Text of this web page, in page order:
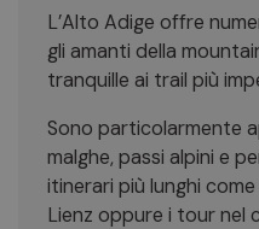
L’Alto Adige offre
gli amanti della
tranquille ai trail più
Sono particolarmente
malghe, passi alpini e
itinerari più lunghi
Lienz oppure i tour nel